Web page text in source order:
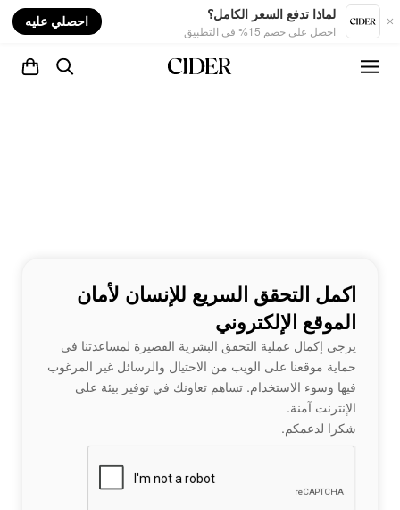
لماذا تدفع السعر الكامل؟
احصل على خصم 15% في التطبيق
احصلي عليه
اكمل التحقق السريع للإنسان لأمان
الموقع الإلكتروني
يرجى إكمال عملية التحقق البشرية القصيرة لمساعدتنا في
حماية موقعنا على الويب من الاحتيال والرسائل غير المرغوب
فيها وسوء الاستخدام. تساهم تعاونك في توفير بيئة على
الإنترنت آمنة.
شكرا لدعمكم.